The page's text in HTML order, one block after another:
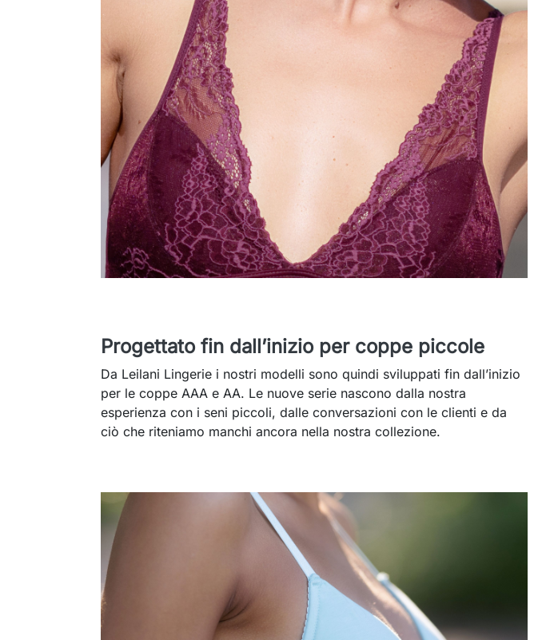
Progettato fin dall’inizio per coppe piccole
Da Leilani Lingerie i nostri modelli sono quindi sviluppati fin dall’inizio
per le coppe AAA e AA. Le nuove serie nascono dalla nostra
esperienza con i seni piccoli, dalle conversazioni con le clienti e da
ciò che riteniamo manchi ancora nella nostra collezione.